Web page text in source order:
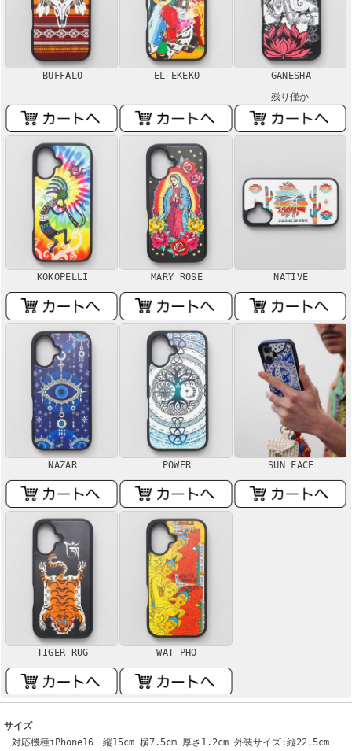
BUFFALO EL EKEKO
GANESHA
残り僅か
KOKOPELLI MARY ROSE NATIVE
NAZAR POWER SUN FACE
TIGER RUG WAT PHO
サイズ
対応機種iPhone16 縦15cm 横7.5cm 厚さ1.2cm 外装サイズ:縦22.5cm